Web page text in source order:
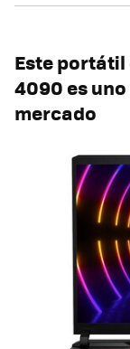
Este portátil
4090 es
mercado